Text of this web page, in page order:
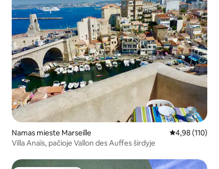
Namas mieste Marseille Vidutinis
4,98 (110)
Villa Anaïs, pačioje Vallon des Auffes širdyje